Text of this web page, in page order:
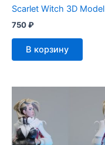
Scarlet Witch 3D Model
750₽
В корзину